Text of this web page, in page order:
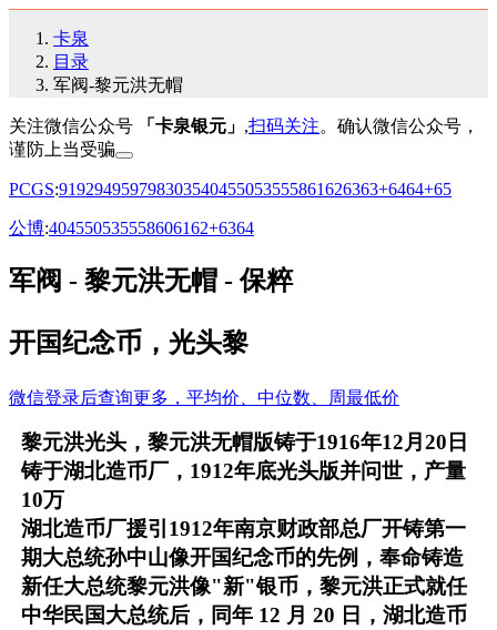
卡泉
目录
军阀-黎元洪无帽
关注微信公众号 「卡泉银元」 ,扫码关注。确认微信公众号，
谨防上当受骗
PCGS:919294959798303540455053555861626363+6464+65
公博:404550535558606162+6364
军阀 - 黎元洪无帽 - 保粹
开国纪念币，光头黎
微信登录后查询更多，平均价、中位数、周最低价
黎元洪光头，黎元洪无帽版铸于1916年12月20日
铸于湖北造币厂，1912年底光头版并问世，产量
10万
湖北造币厂援引1912年南京财政部总厂开铸第一
期大总统孙中山像开国纪念币的先例，奉命铸造
新任大总统黎元洪像"新"银币，黎元洪正式就任
中华民国大总统后，同年 12 月 20 日，湖北造币